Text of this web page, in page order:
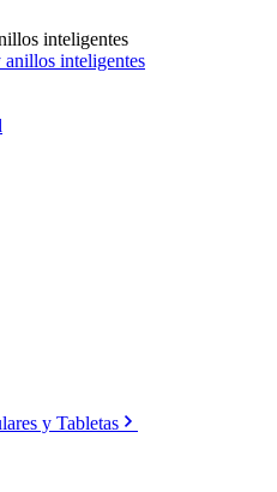
inteligentes
inteligentes
y Tabletas